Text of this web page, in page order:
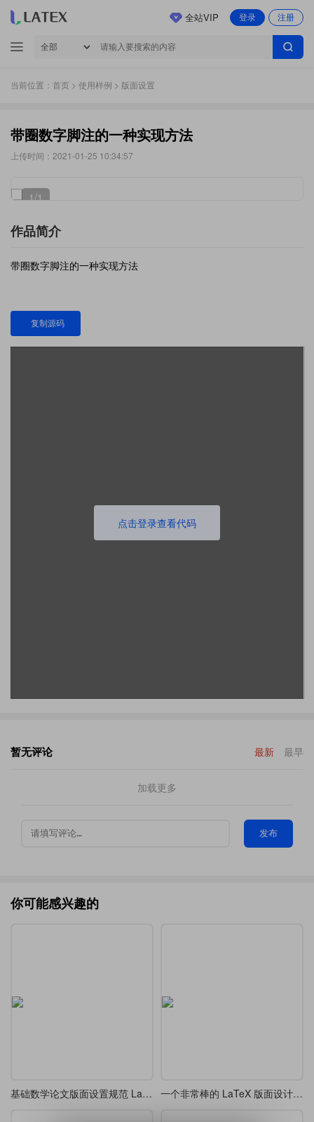
登录 注册
全站VIP
当前位置： 首页 > 使用样例 > 版面设置
带圈数字脚注的一种实现方法
上传时间：2021-01-25 10:34:57
1/1
作品简介
带圈数字脚注的一种实现方法
复制源码
点击登录查看代码
暂无评论 最新 最早
加载更多
发布
你可能感兴趣的
基础数学论文版面设置规范 LaTeX 模板 一个非常棒的 LaTeX 版面设计-精美边框和双栏布局